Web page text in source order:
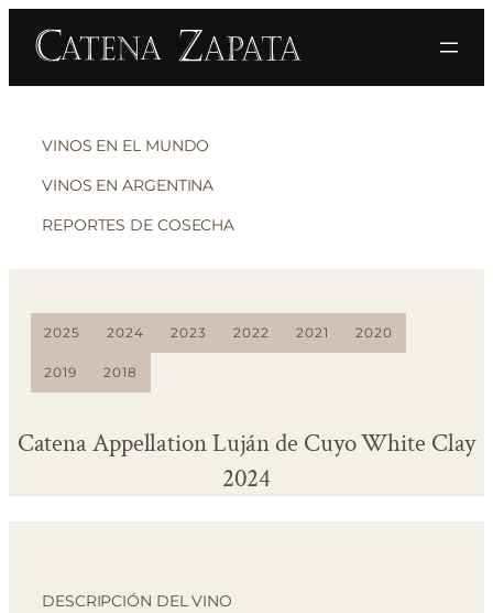
VINOS EN EL MUNDO
VINOS EN ARGENTINA
REPORTES DE COSECHA
2025 2024 2023 2022 2021 2020
2019 2018
Catena Appellation Luján de Cuyo White Clay
2024
DESCRIPCIÓN DEL VINO